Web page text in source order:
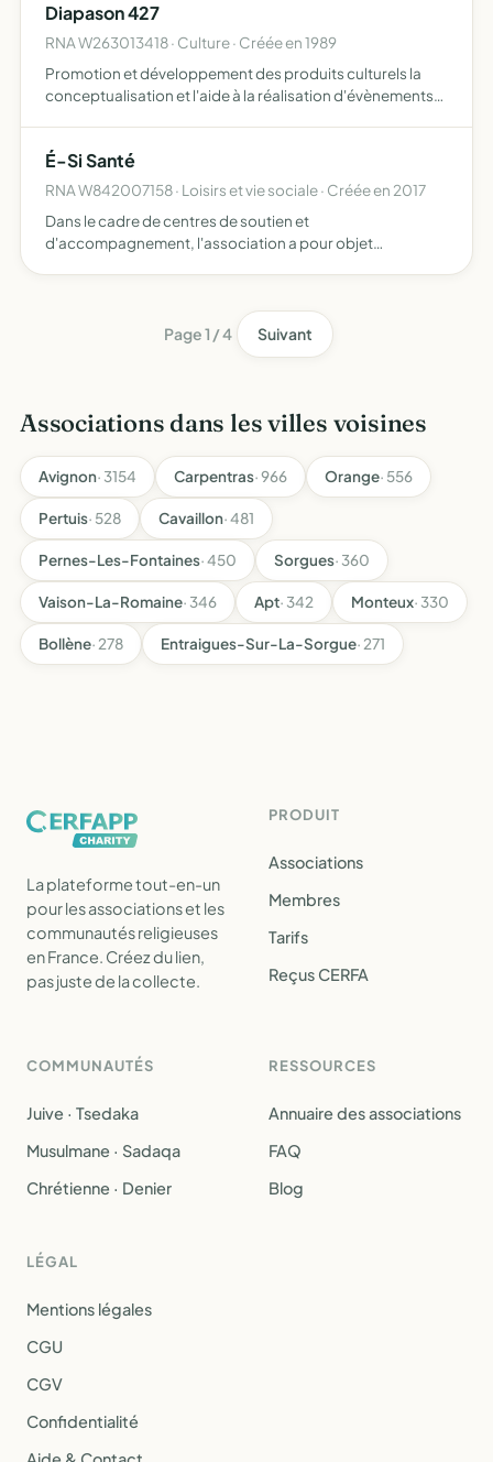
permettant une ouverture au…
Diapason 427
RNA W263013418 · Culture · Créée en 1989
Promotion et développement des produits culturels la
conceptualisation et l'aide à la réalisation d'évènements
É-Si Santé
RNA W842007158 · Loisirs et vie sociale · Créée en 2017
Dans le cadre de centres de soutien et
d'accompagnement, l'association a pour objet
Page 1 / 4 Suivant
Associations dans les villes voisines
Avignon· 3154 Carpentras· 966 Orange· 556
Pertuis· 528 Cavaillon· 481
Pernes-Les-Fontaines· 450 Sorgues· 360
Vaison-La-Romaine· 346 Apt· 342 Monteux· 330
Bollène· 278 Entraigues-Sur-La-Sorgue· 271
La plateforme tout-en-un
pour les associations et les
communautés religieuses
en France. Créez du lien,
pas juste de la collecte.
PRODUIT
Associations
Membres
Tarifs
Reçus CERFA
COMMUNAUTÉS
Juive · Tsedaka
Musulmane · Sadaqa
Chrétienne · Denier
RESSOURCES
Annuaire des associations
FAQ
Blog
LÉGAL
Mentions légales
CGU
CGV
Confidentialité